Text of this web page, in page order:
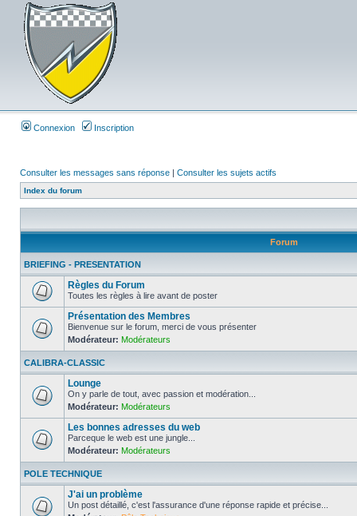
Connexion Inscription
Consulter les messages sans réponse | Consulter les sujets actifs
Index du forum
Forum
BRIEFING - PRESENTATION
Règles du Forum
Toutes les règles à lire avant de poster
Présentation des Membres
Bienvenue sur le forum, merci de vous présenter
Modérateur: Modérateurs
CALIBRA-CLASSIC
Lounge
On y parle de tout, avec passion et modération...
Modérateur: Modérateurs
Les bonnes adresses du web
Parceque le web est une jungle...
Modérateur: Modérateurs
POLE TECHNIQUE
J'ai un problème
Un post détaillé, c'est l'assurance d'une réponse rapide et précise...